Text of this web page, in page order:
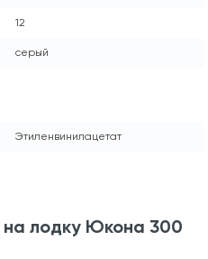
12
серый
Этиленвинилацетат
на лодку Юкона 300